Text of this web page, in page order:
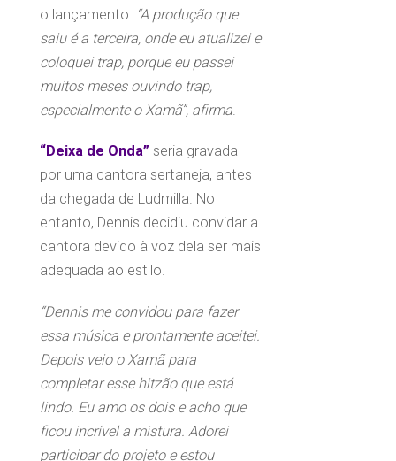
o lançamento.
“A produção que
saiu é a terceira, onde eu atualizei e
coloquei trap, porque eu passei
muitos meses ouvindo trap,
especialmente o Xamã”, afirma.
“Deixa de Onda” seria gravada
por uma cantora sertaneja, antes
da chegada de Ludmilla. No
entanto, Dennis decidiu convidar a
cantora devido à voz dela ser mais
adequada ao estilo.
“Dennis me convidou para fazer
essa música e prontamente aceitei.
Depois veio o Xamã para
completar esse hitzão que está
lindo. Eu amo os dois e acho que
ficou incrível a mistura. Adorei
participar do projeto e estou